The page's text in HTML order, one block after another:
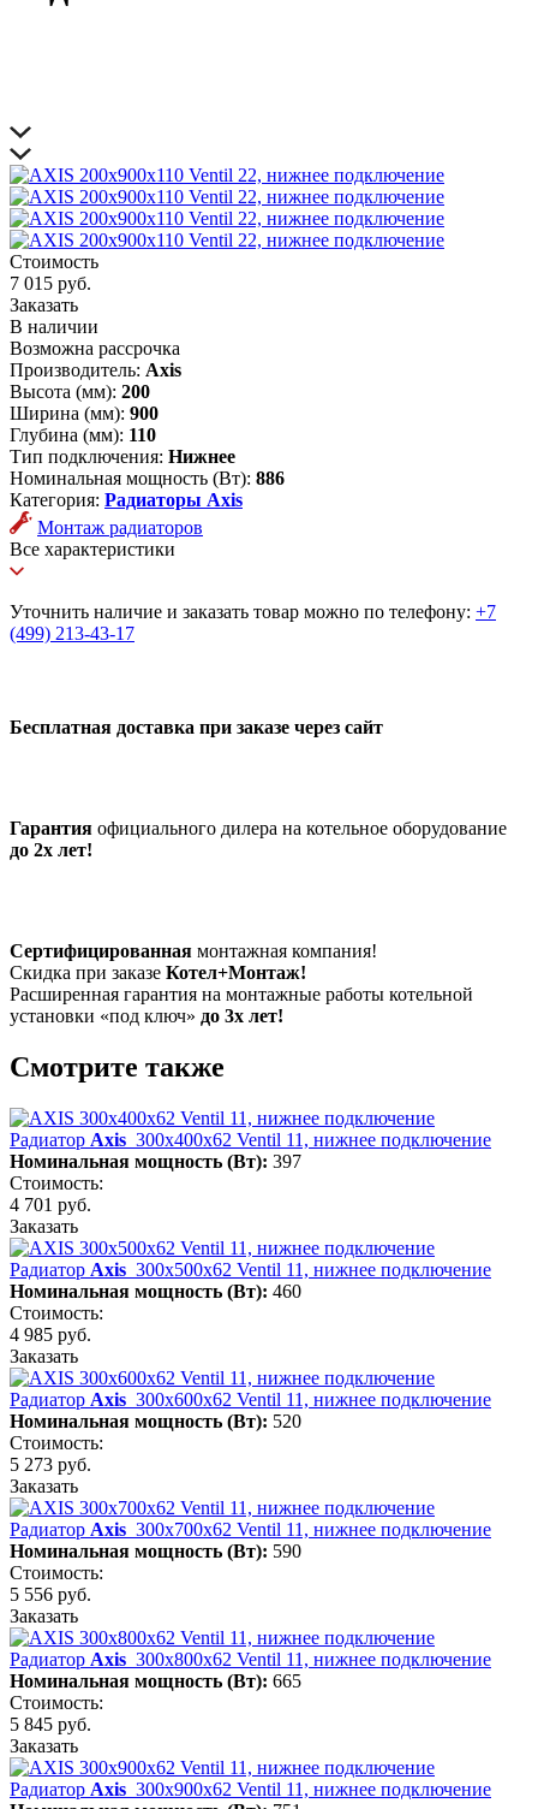
Стоимость
7 015 руб.
Заказать
В наличии
Возможна рассрочка
Производитель: Axis
Высота (мм): 200
Ширина (мм): 900
Глубина (мм): 110
Тип подключения: Нижнее
Номинальная мощность (Вт): 886
Категория: Радиаторы Axis
Монтаж радиаторов
Все характеристики
Уточнить наличие и заказать товар можно по телефону: +7
(499) 213-43-17
Бесплатная доставка при заказе через сайт
Гарантия официального дилера на котельное оборудование
до 2х лет!
Сертифицированная монтажная компания!
Скидка при заказе Котел+Монтаж!
Расширенная гарантия на монтажные работы котельной
установки «под ключ» до 3х лет!
Смотрите также
Радиатор Axis 300х400х62 Ventil 11, нижнее подключение
Номинальная мощность (Вт): 397
Стоимость:
4 701 руб.
Заказать
Радиатор Axis 300х500х62 Ventil 11, нижнее подключение
Номинальная мощность (Вт): 460
Стоимость:
4 985 руб.
Заказать
Радиатор Axis 300х600х62 Ventil 11, нижнее подключение
Номинальная мощность (Вт): 520
Стоимость:
5 273 руб.
Заказать
Радиатор Axis 300х700х62 Ventil 11, нижнее подключение
Номинальная мощность (Вт): 590
Стоимость:
5 556 руб.
Заказать
Радиатор Axis 300х800х62 Ventil 11, нижнее подключение
Номинальная мощность (Вт): 665
Стоимость:
5 845 руб.
Заказать
Радиатор Axis 300х900х62 Ventil 11, нижнее подключение